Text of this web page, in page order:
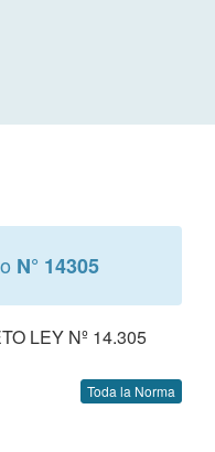
N° 14305
LEY Nº 14.305
Toda la Norma